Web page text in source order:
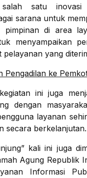
salah satu
sarana untuk
pimpinan di area
menyampaikan
yang
Pengadilan ke
ini juga
dengan
layanan
secara berkelanjutan.
kali ini juga
Agung Republik
Informasi